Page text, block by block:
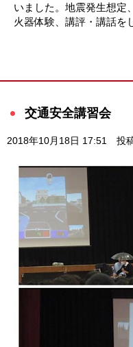
いました。地震発生想定
火器体験、講評・講話を
交通安全講習会
2018年10月18日 17:51 投